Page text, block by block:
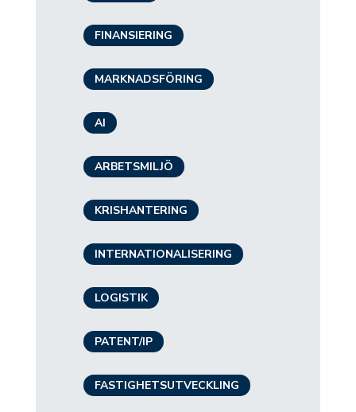
FINANSIERING
MARKNADSFÖRING
AI
ARBETSMILJÖ
KRISHANTERING
INTERNATIONALISERING
LOGISTIK
PATENT/IP
FASTIGHETSUTVECKLING